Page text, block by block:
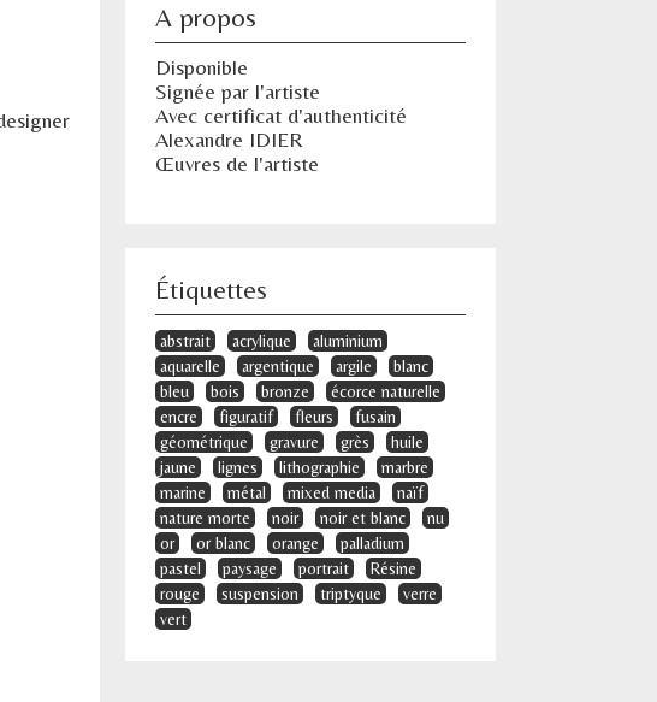
A propos
Disponible
Signée par l'artiste
Avec certificat d'authenticité
Alexandre IDIER
Œuvres de l'artiste
Étiquettes
abstrait acrylique
aluminium
aquarelle
argentique argile
blanc
bleu
bois bronze
écorce naturelle
encre
figuratif fleurs
fusain
géométrique
gravure grès
huile
jaune
lignes lithographie
marbre
marine
métal mixed media
naïf
nature morte
noir noir et blanc
nu
or
or blanc orange
palladium
pastel
paysage portrait
Résine
rouge
suspension triptyque
verre
vert